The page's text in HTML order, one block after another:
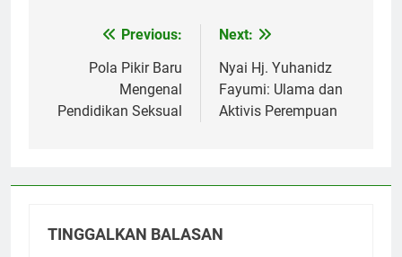
NavigasiPrevious:
Pola Pikir Baru
Mengenal
Pendidikan Seksual
Next:
Nyai Hj. Yuhanidz
Fayumi: Ulama dan
Aktivis Perempuan
TINGGALKAN BALASAN